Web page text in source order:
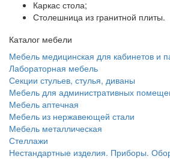
Каркас стола;
Столешница из гранитной плиты.
Каталог мебели
Мебель медицинская для кабинетов и
Лабораторная мебель
Секции стульев, стулья, диваны
Мебель для административных
Мебель аптечная
Мебель из нержавеющей стали
Мебель металлическая
Стеллажи
Нестандартные изделия. Приборы.